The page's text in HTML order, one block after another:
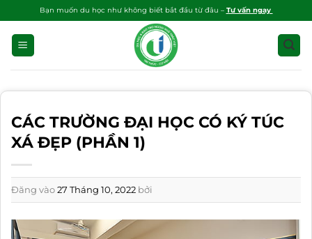
qua
dung
Bạn muốn du học như không biết bắt đầu từ đâu – Tư vấn ngay
CÁC TRƯỜNG ĐẠI HỌC CÓ KÝ TÚC
XÁ ĐẸP (PHẦN 1)
Đăng vào27 Tháng 10, 2022 bởi